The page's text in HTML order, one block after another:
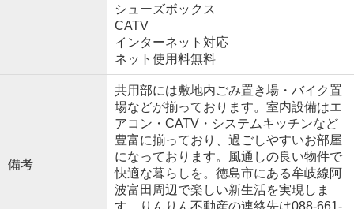
シューズボックス
CATV
インターネット対応
ネット使用料無料
備考
共用部には敷地内ごみ置き場・バイク置
場などが揃っております。室内設備はエ
アコン・CATV・システムキッチンなど
豊富に揃っており、過ごしやすいお部屋
になっております。風通しの良い物件で
快適な暮らしを。徳島市にある牟岐線阿
波富田周辺で楽しい新生活を実現しま
す。りんりん不動産の連絡先は088-661-